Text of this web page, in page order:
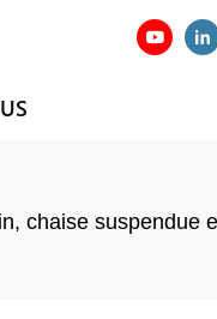
chaise suspendue